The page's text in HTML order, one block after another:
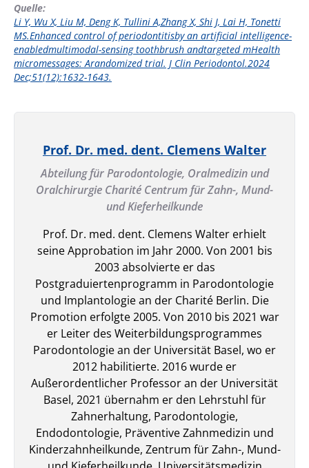
Quelle:
Li Y, Wu X, Liu M, Deng K, Tullini A,Zhang X, Shi J, Lai H, Tonetti
MS.Enhanced control of periodontitisby an artificial intelligence-
enabledmultimodal-sensing toothbrush andtargeted mHealth
micromessages: Arandomized trial. J Clin Periodontol.2024
Dec;51(12):1632-1643.
Prof. Dr. med. dent. Clemens Walter
Abteilung für Parodontologie, Oralmedizin und
Oralchirurgie Charité Centrum für Zahn-, Mund-
und Kieferheilkunde
Prof. Dr. med. dent. Clemens Walter erhielt
seine Approbation im Jahr 2000. Von 2001 bis
2003 absolvierte er das
Postgraduiertenprogramm in Parodontologie
und Implantologie an der Charité Berlin. Die
Promotion erfolgte 2005. Von 2010 bis 2021 war
er Leiter des Weiterbildungsprogrammes
Parodontologie an der Universität Basel, wo er
2012 habilitierte. 2016 wurde er
Außerordentlicher Professor an der Universität
Basel, 2021 übernahm er den Lehrstuhl für
Zahnerhaltung, Parodontologie,
Endodontologie, Präventive Zahnmedizin und
Kinderzahnheilkunde, Zentrum für Zahn-, Mund-